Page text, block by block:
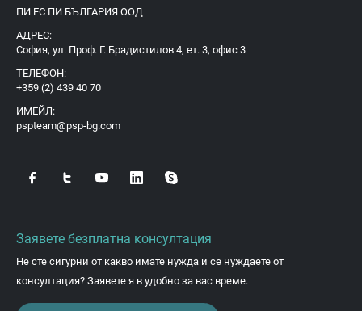
ПИ ЕС ПИ БЪЛГАРИЯ ООД
АДРЕС:
София, ул. Проф. Г. Брадистилов 4, ет. 3, офис 3
ТЕЛЕФОН:
+359 (2) 439 40 70
ИМЕЙЛ:
pspteam@psp-bg.com
Заявете безплатна консултация
Не сте сигурни от какво имате нужда и се нуждаете от
консултация? Заявете я в удобно за вас време.